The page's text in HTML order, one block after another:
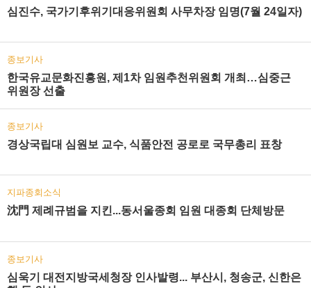
심진수, 국가기후위기대응위원회 사무차장 임명(7월 24일자)
종보기사
한국유교문화진흥원, 제1차 임원추천위원회 개최…심중근
위원장 선출
종보기사
경상국립대 심원보 교수, 식품안전 공로로 국무총리 표창
지파종회소식
沈門 제례규범을 지킨...동서울종회 임원 대종회 단체방문
종보기사
심욱기 대전지방국세청장 인사발령... 부산시, 청송군, 신한은